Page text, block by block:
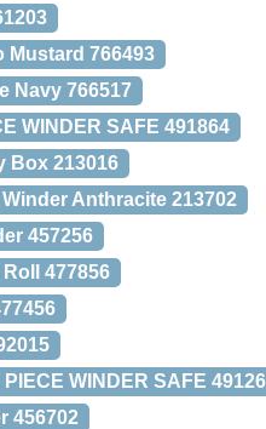
Mustard 766493
Navy 766517
WINDER SAFE 491864
Box 213016
Anthracite 213702
457256
477856
WINDER SAFE
456702